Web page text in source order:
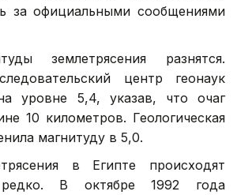
за официальными сообщениями
землетрясения разнятся.
центр геонаук
уровне 5,4, указав, что очаг
10 километров. Геологическая
магнитуду в 5,0.
в Египте происходят
редко. В октябре 1992 года